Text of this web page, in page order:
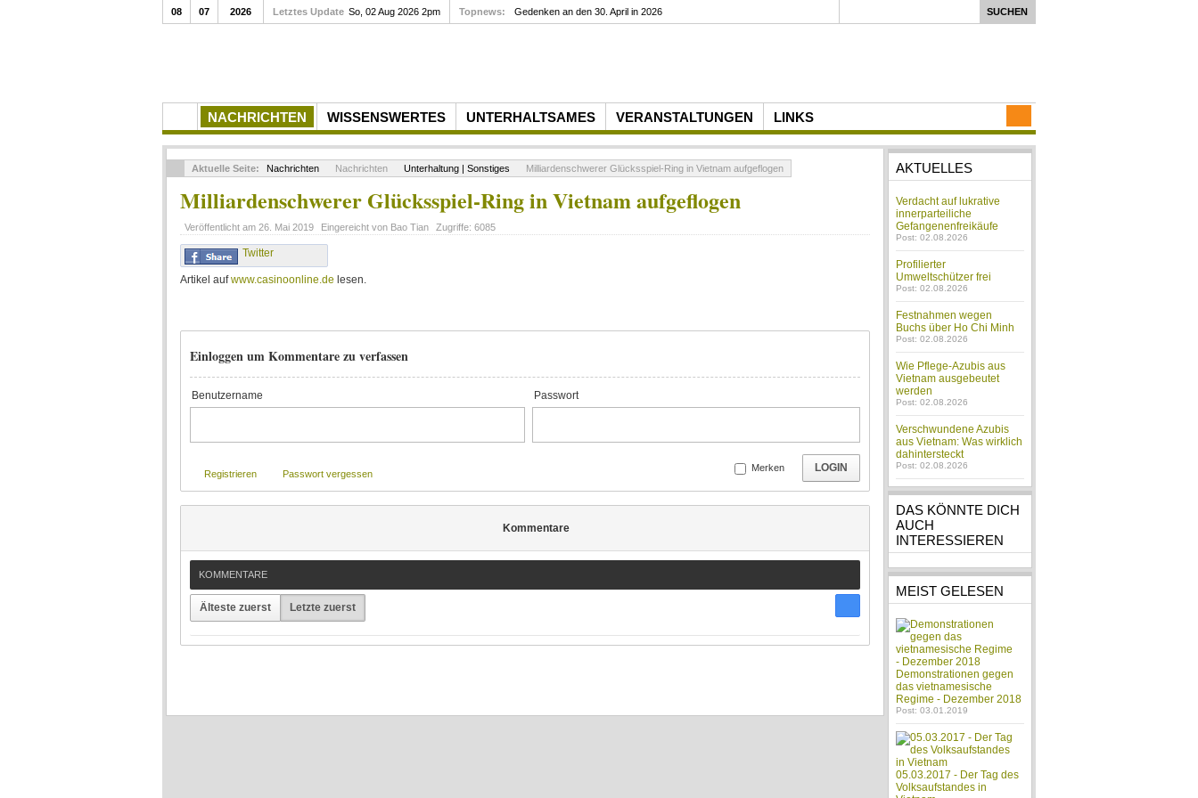
NACHRICHTEN WISSENSWERTES UNTERHALTSAMES VERANSTALTUNGEN LINKS
08 07 2026 Letztes Update So, 02 Aug 2026 2pm Topnews: Gedenken an den 30. April in 2026
Aktuelle Seite: Nachrichten Nachrichten Unterhaltung | Sonstiges Milliarden­schwerer Glücksspiel-Ring in Vietnam aufgeflogen
Milliarden­schwerer Glücksspiel-Ring in Vietnam aufgeflogen
Veröffentlicht am 26. Mai 2019 Eingereicht von Bao Tian Zugriffe: 6085
Twitter
Artikel aufwww.casinoonline.de lesen.
Einloggen um Kommentare zu verfassen
Benutzername Passwort
LOGIN
Merken
Registrieren Passwort vergessen
Kommentare
KOMMENTARE
Älteste zuerst Letzte zuerst
AKTUELLES
Verdacht auf lukrative
innerparteiliche
Gefangenenfreikäufe
Post: 02.08.2026
Profilierter
Umweltschützer frei
Post: 02.08.2026
Festnahmen wegen
Buchs über Ho Chi Minh
Post: 02.08.2026
Wie Pflege-Azubis aus
Vietnam ausgebeutet
werden
Post: 02.08.2026
Verschwundene Azubis
aus Vietnam: Was wirklich
dahintersteckt
Post: 02.08.2026
DAS KÖNNTE DICH
AUCH
INTERESSIEREN
MEIST GELESEN
Demonstrationen gegen
das vietnamesische
Regime - Dezember 2018
Post: 03.01.2019
05.03.2017 - Der Tag des
Volksaufstandes in